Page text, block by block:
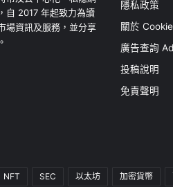
自 2017 年起致力為讀
場資訊及服務，並分享
隱私政策
關於
廣告查詢
投稿說明
免責聲明
NFT SEC 以太坊 加密貨幣